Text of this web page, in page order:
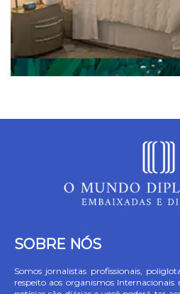
SOBRE NÓS
Somos jornalistas profissionais,
respeito aos organismos Internacionais